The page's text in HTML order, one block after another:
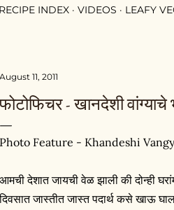
RECIPE INDEX VIDEOS LEAFY
August 11, 2011
फोटोफिचर - खानदेशी वांग्याचे
Photo Feature - Khandeshi
आमची देशात जायची वेळ झाली की दोन्ही
दिवसात जास्तीत जास्त पदार्थ कसे खाऊ